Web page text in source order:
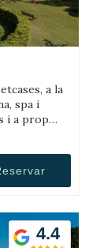
a la
spa i
i a prop
4.4